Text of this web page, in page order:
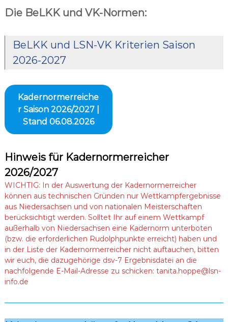
Die BeLKK und VK-Normen:
BeLKK und LSN-VK Kriterien Saison
2026-2027
Kadernormerreiche
r Saison 2026/2027 |
Stand 06.08.2026
Hinweis für Kadernormerreicher
2026/2027
WICHTIG: In der Auswertung der Kadernormerreicher
können aus technischen Gründen nur Wettkampfergebnisse
aus Niedersachsen und von nationalen Meisterschaften
berücksichtigt werden. Solltet Ihr auf einem Wettkampf
außerhalb von Niedersachsen eine Kadernorm unterboten
(bzw. die erforderlichen Rudolphpunkte erreicht) haben und
in der Liste der Kadernormerreicher nicht auftauchen, bitten
wir euch, die dazugehörige dsv-7 Ergebnisdatei an die
nachfolgende E-Mail-Adresse zu schicken: tanita.hoppe@lsn-
info.de